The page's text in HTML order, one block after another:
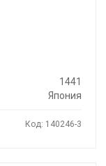
1441
Япония
Код: 140246-3